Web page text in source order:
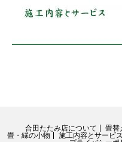
合田たたみ店について 畳替
畳・縁の小物
施工内容とサービス